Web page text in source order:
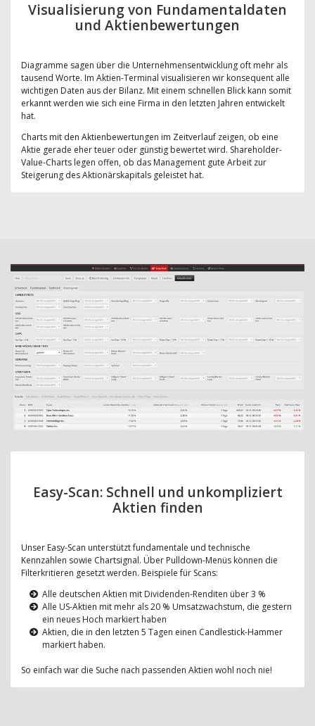
Visualisierung von Fundamentaldaten
und Aktienbewertungen
Diagramme sagen über die Unternehmensentwicklung oft mehr als
tausend Worte. Im Aktien-Terminal visualisieren wir konsequent alle
wichtigen Daten aus der Bilanz. Mit einem schnellen Blick kann somit
erkannt werden wie sich eine Firma in den letzten Jahren entwickelt
hat.
Charts mit den Aktienbewertungen im Zeitverlauf zeigen, ob eine
Aktie gerade eher teuer oder günstig bewertet wird. Shareholder-
Value-Charts legen offen, ob das Management gute Arbeit zur
Steigerung des Aktionärskapitals geleistet hat.
Easy-Scan: Schnell und unkompliziert
Aktien finden
Unser Easy-Scan unterstützt fundamentale und technische
Kennzahlen sowie Chartsignal. Über Pulldown-Menüs können die
Filterkritieren gesetzt werden. Beispiele für Scans:
Alle deutschen Aktien mit Dividenden-Renditen über 3 %
Alle US-Aktien mit mehr als 20 % Umsatzwachstum, die gestern
ein neues Hoch markiert haben
Aktien, die in den letzten 5 Tagen einen Candlestick-Hammer
markiert haben.
So einfach war die Suche nach passenden Aktien wohl noch nie!